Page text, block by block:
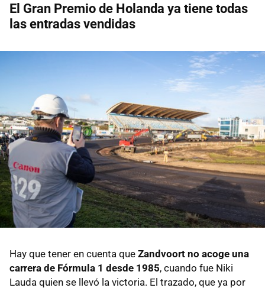
El Gran Premio de Holanda ya tiene todas
las entradas vendidas
Hay que tener en cuenta que Zandvoort no acoge una
carrera de Fórmula 1 desde 1985, cuando fue Niki
Lauda quien se llevó la victoria. El trazado, que ya por